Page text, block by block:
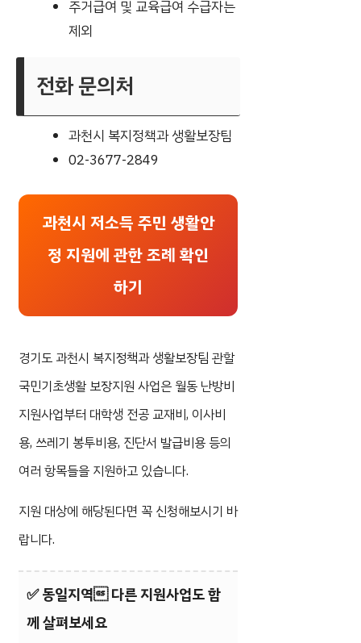
주거급여 및 교육급여 수급자는
제외
전화 문의처
과천시 복지정책과 생활보장팀
02-3677-2849
과천시 저소득 주민 생활안
정 지원에 관한 조례 확인
하기
경기도 과천시 복지정책과 생활보장팀 관할
국민기초생활 보장지원 사업은 월동 난방비
지원사업부터 대학생 전공 교재비, 이사비
용, 쓰레기 봉투비용, 진단서 발급비용 등의
여러 항목들을 지원하고 있습니다.
지원 대상에 해당된다면 꼭 신청해보시기 바
랍니다.
✅동일지역 다른 지원사업도 함
께 살펴보세요